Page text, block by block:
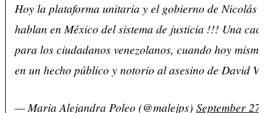
Hoy la plataforma unitaria y el gobierno de Nicolás
hablan en México del sistema de justicia !!! Una
para los ciudadanos venezolanos, cuando hoy
en un hecho público y notorio al asesino de David
— Maria Alejandra Poleo (@malejps) September